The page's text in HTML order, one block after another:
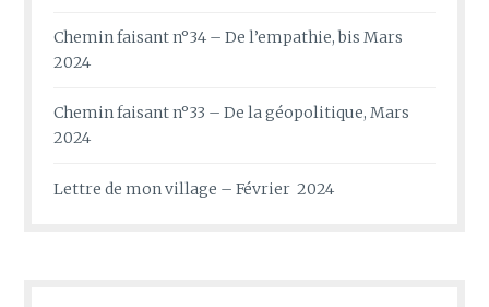
Chemin faisant n°34 – De l’empathie, bis Mars
2024
Chemin faisant n°33 – De la géopolitique, Mars
2024
Lettre de mon village – Février 2024